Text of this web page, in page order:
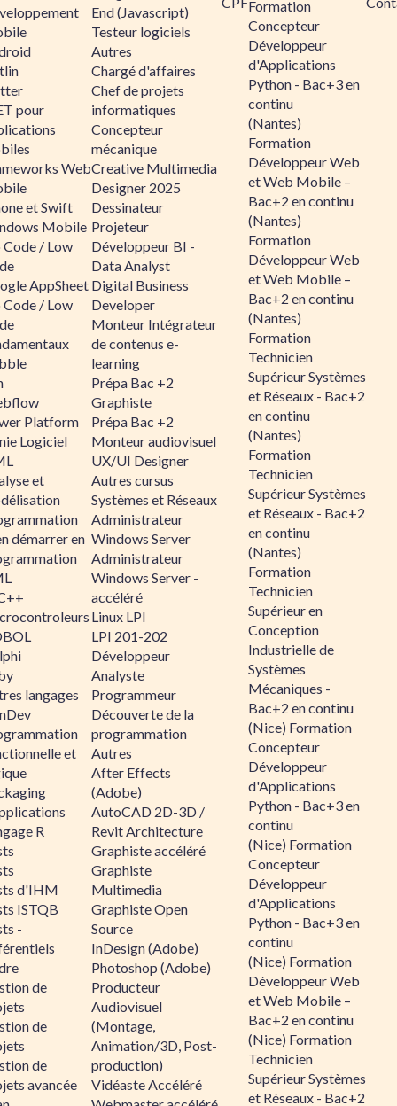
pour
Web
et Swift
Mobile
/ Low
AppSheet
/ Low
Platform
Logiciel
et
démarrer en
langages
et
R
d'IHM
ISTQB
-
de
de
de
avancée
End (Javascript)
Testeur logiciels
Autres
Chargé d'affaires
Chef de projets
informatiques
Concepteur
mécanique
Creative Multimedia
Designer 2025
Dessinateur
Projeteur
Développeur BI -
Data Analyst
Digital Business
Developer
Monteur Intégrateur
de contenus e-
learning
Prépa Bac +2
Graphiste
Prépa Bac +2
Monteur audiovisuel
UX/UI Designer
Autres cursus
Systèmes et Réseaux
Administrateur
Windows Server
Administrateur
Windows Server -
accéléré
Linux LPI
LPI 201-202
Développeur
Analyste
Programmeur
Découverte de la
programmation
Autres
After Effects
(Adobe)
AutoCAD 2D-3D /
Revit Architecture
Graphiste accéléré
Graphiste
Multimedia
Graphiste Open
Source
InDesign (Adobe)
Photoshop (Adobe)
Producteur
Audiovisuel
(Montage,
Animation/3D, Post-
production)
Vidéaste Accéléré
Formation
Concepteur
Développeur
d'Applications
Python - Bac+3 en
continu
(Nantes)
Formation
Développeur Web
et Web Mobile –
Bac+2 en continu
(Nantes)
Formation
Développeur Web
et Web Mobile –
Bac+2 en continu
(Nantes)
Formation
Technicien
Supérieur Systèmes
et Réseaux - Bac+2
en continu
(Nantes)
Formation
Technicien
Supérieur Systèmes
et Réseaux - Bac+2
en continu
(Nantes)
Formation
Technicien
Supérieur en
Conception
Industrielle de
Systèmes
Mécaniques -
Bac+2 en continu
(Nice) Formation
Concepteur
Développeur
d'Applications
Python - Bac+3 en
continu
(Nice) Formation
Concepteur
Développeur
d'Applications
Python - Bac+3 en
continu
(Nice) Formation
Développeur Web
et Web Mobile –
Bac+2 en continu
(Nice) Formation
Technicien
Supérieur Systèmes
et Réseaux - Bac+2